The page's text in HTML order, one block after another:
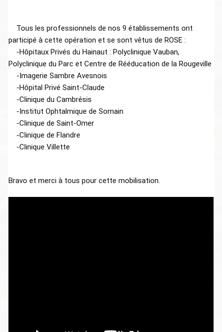
participé à cette opération et se sont vêtus de ROSE :
Polyclinique du Parc et Centre de Rééducation de la Rougeville
    -Clinique Villette
Bravo et merci à tous pour cette mobilisation.